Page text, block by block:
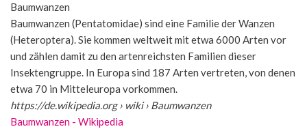
Baumwanzen
Baumwanzen (Pentatomidae) sind eine Familie der Wanzen
(Heteroptera). Sie kommen weltweit mit etwa 6000 Arten vor
und zählen damit zu den artenreichsten Familien dieser
Insektengruppe. In Europa sind 187 Arten vertreten, von denen
etwa 70 in Mitteleuropa vorkommen.
https://de.wikipedia.org› wiki › Baumwanzen
Baumwanzen - Wikipedia